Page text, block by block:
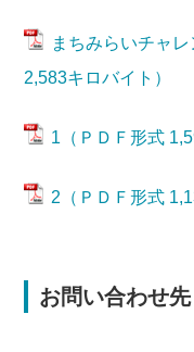
まちみらいチャ
2,583キロバイト）
1（ＰＤＦ形式
2（ＰＤＦ形式
お問い合わせ先